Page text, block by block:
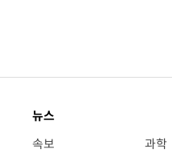
뉴스
속보
과학